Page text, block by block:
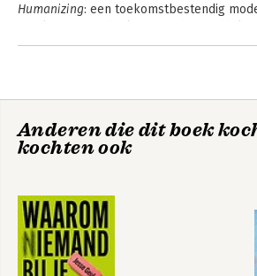
Humanizing: een toekomstbestendig
te versterken in een door algoritmes
Anderen die dit boek
kochten ook